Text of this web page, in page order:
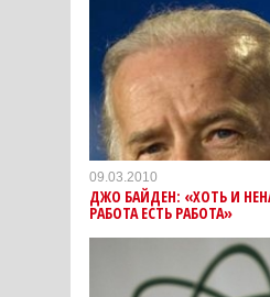
09.03.2010
ДЖО БАЙДЕН: «ХОТЬ И
РАБОТА ЕСТЬ РАБОТА»